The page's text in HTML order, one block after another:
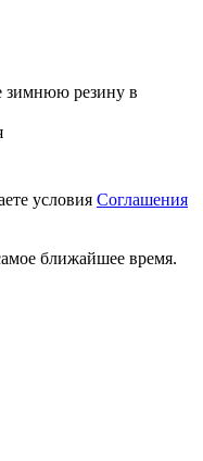
зимнюю резину в
условия Соглашения
ближайшее время.